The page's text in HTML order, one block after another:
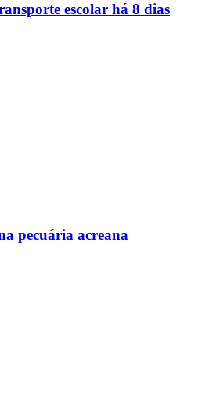
escolar há 8 dias
pecuária acreana